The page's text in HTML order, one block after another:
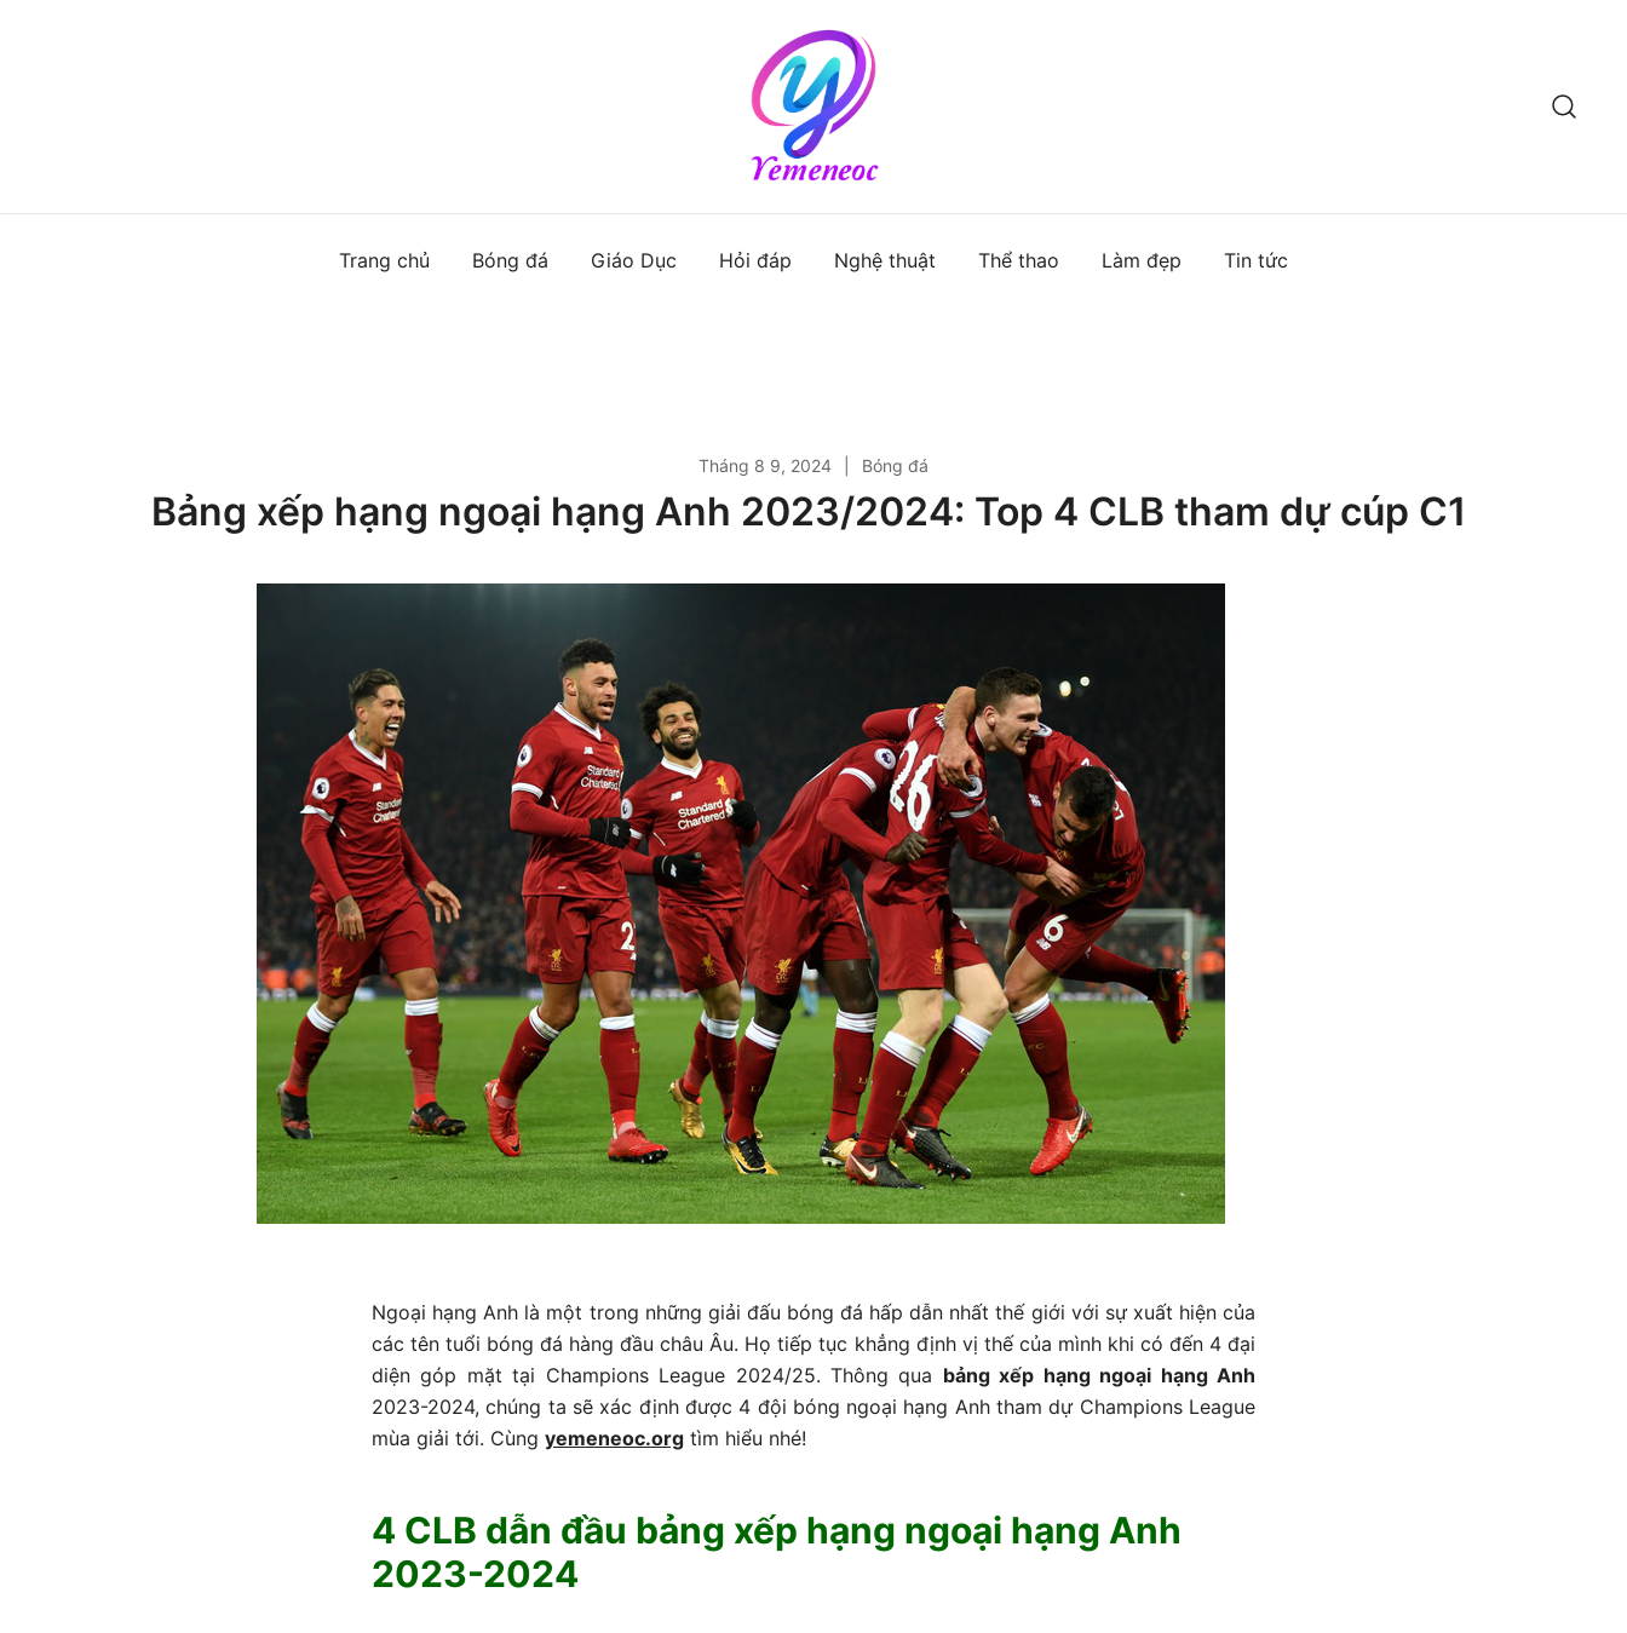
Trang chủ
Bóng đá Giáo Dục Hỏi đáp Nghệ thuật Thể thao Làm đẹp Tin tức
Tháng 8 9, 2024 Bóng đá
Bảng xếp hạng ngoại hạng Anh 2023/2024: Top 4 CLB tham dự cúp C1
Ngoại hạng Anh là một trong những giải đấu bóng đá hấp dẫn nhất thế giới với sự xuất hiện của
các tên tuổi bóng đá hàng đầu châu Âu. Họ tiếp tục khẳng định vị thế của mình khi có đến 4 đại
diện góp mặt tại Champions League 2024/25. Thông qua bảng xếp hạng ngoại hạng Anh
2023-2024, chúng ta sẽ xác định được 4 đội bóng ngoại hạng Anh tham dự Champions League
mùa giải tới. Cùng yemeneoc.org tìm hiểu nhé!
4 CLB dẫn đầu bảng xếp hạng ngoại hạng Anh
2023-2024